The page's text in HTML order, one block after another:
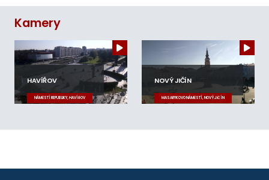
Kamery
HAVÍŘOV
NÁMĚSTÍ REPUBLIKY, HAVÍŘOV
NOVÝ JIČÍN
MASARYKOVO NÁMĚSTÍ, NOVÝ JIČÍN